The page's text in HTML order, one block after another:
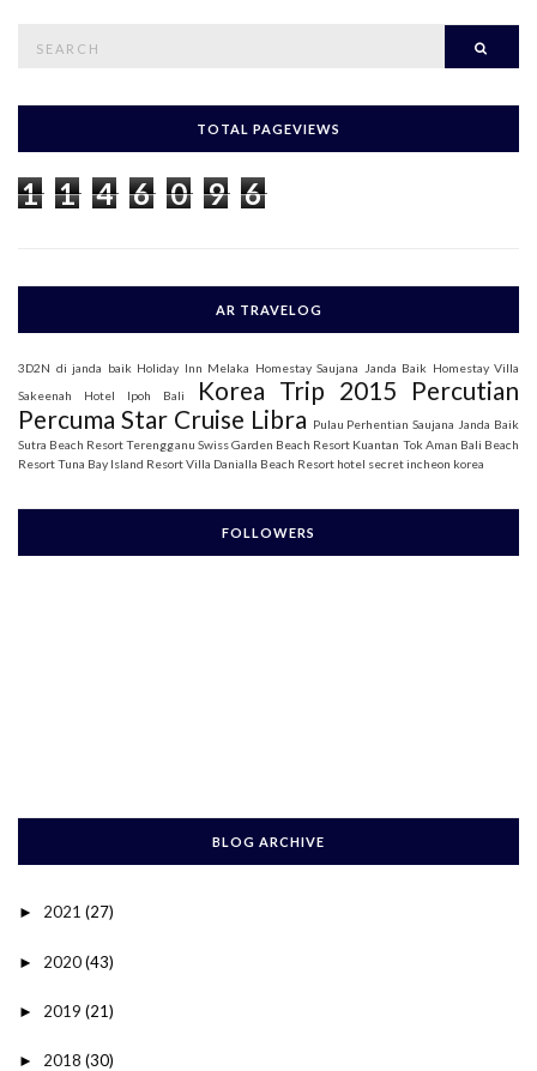
c
f
r
:
TOTAL PAGEVIEWS
1 1 4 6 0 9 6
AR TRAVELOG
3D2N di janda baik Holiday Inn Melaka Homestay Saujana Janda Baik Homestay Villa
Sakeenah
Hotel Ipoh Bali Korea Trip 2015 Percutian
Percuma Star Cruise Libra Pulau Perhentian Saujana Janda Baik
Sutra Beach Resort Terengganu Swiss Garden Beach Resort Kuantan Tok Aman Bali Beach
ResortTuna Bay Island ResortVilla Danialla Beach Resort hotel secret incheon korea
FOLLOWERS
BLOG ARCHIVE
► 2021 (27)
► 2020(43)
► 2019 (21)
► 2018 (30)